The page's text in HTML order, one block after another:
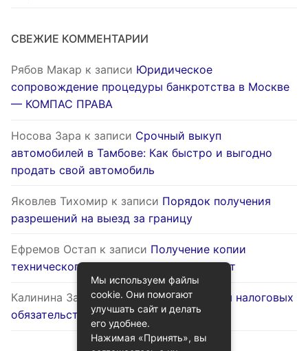
СВЕЖИЕ КОММЕНТАРИИ
Рябов Макар к записи Юридическое
сопровождение процедуры банкротства в Москве
— КОМПАС ПРАВА
Носова Зара к записи Срочный выкуп
автомобилей в Тамбове: Как быстро и выгодно
продать свой автомобиль
Яковлев Тихомир к записи Порядок получения
разрешений на выезд за границу
Ефремов Остап к записи Получение копии
технического паспорта на жилой объект
Калинина Залинак записиОптимизация налоговых
обязательств через госуслуги
Мы используем файлы
cookie. Они помогают
улучшать сайт и делать
его удобнее.
Нажимая «Принять», вы